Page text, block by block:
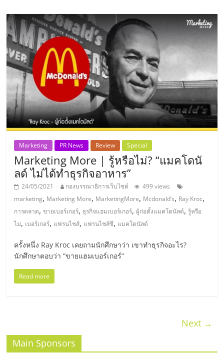
รน
ไชส์
ขาย
หน้า
บ้าน
ลงทุน
น้อย
คืน
ทุน
ไว,
ปรึกษา
การ
ลงทุน
และ
ขยาย
สา
ขา
รน
ศูนย์
รวม
พร้อม
ทำเล
Marketing PR News Review Special
Marketing More | รู้หรือไม่? “แมคโดนั
ลด์ ไม่ได้ทำธุรกิจอาหาร”
24/05/2021 กองบรรณาธิการเว็บไซต์
499 views
marketing, Marketing More, MarketingMore, Mcdonald’s, Ray Kroc,
การตลาด,ขายเบอร์เกอร์, ธุรกิจแฮมเบอร์เกอร์,ผู้ก่อตั้งแมคโดนัลด์, รู้หรือ
ไม่, เบอร์เกอร์, แฟรนไชส์, แฟรนไชส์ซี, แมคโดนัลด์
ครั้งหนึ่ง Ray Kroc เคยถามนักศึกษาว่า เขาทำธุรกิจอะไร?
นักศึกษาตอบว่า “ขายแฮมเบอร์เกอร์”
Read more
Next →
Main Sponsors